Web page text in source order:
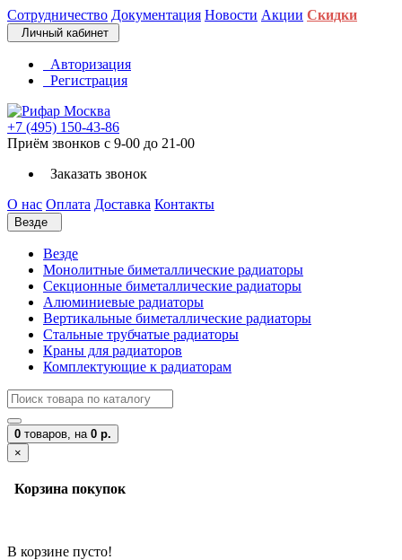
Сотрудничество Документация Новости Акции Скидки
Личный кабинет
Авторизация
Регистрация
+7 (495) 150-43-86
Приём звонков с 9-00 до 21-00
Заказать звонок
О нас Оплата Доставка Контакты
Везде
Везде
Монолитные биметаллические радиаторы
Секционные биметаллические радиаторы
Алюминиевые радиаторы
Вертикальные биметаллические радиаторы
Стальные трубчатые радиаторы
Краны для радиаторов
Комплектующие к радиаторам
0 товаров, на 0 р.
×
Корзина покупок
В корзине пусто!